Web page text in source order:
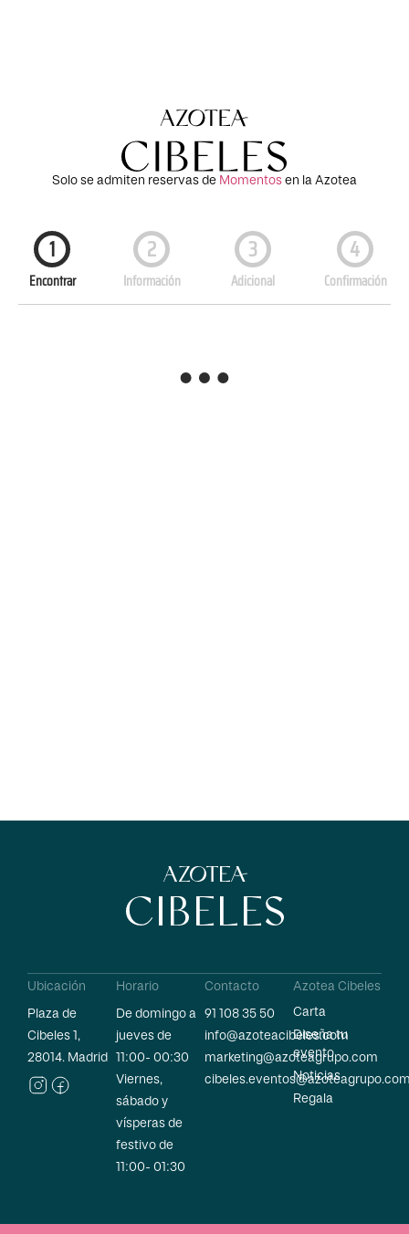
Solo se admiten reservas de Momentos en la Azotea
Ubicación
Plaza de
Cibeles 1,
28014. Madrid
Horario
De domingo a
jueves de
11:00- 00:30
Viernes,
sábado y
vísperas de
festivo de
11:00- 01:30
Contacto
91 108 35 50
info@azoteacibeles.com
marketing@azoteagrupo.com
Azotea Cibeles
Carta
Diseña tu
evento
Noticias
Regala